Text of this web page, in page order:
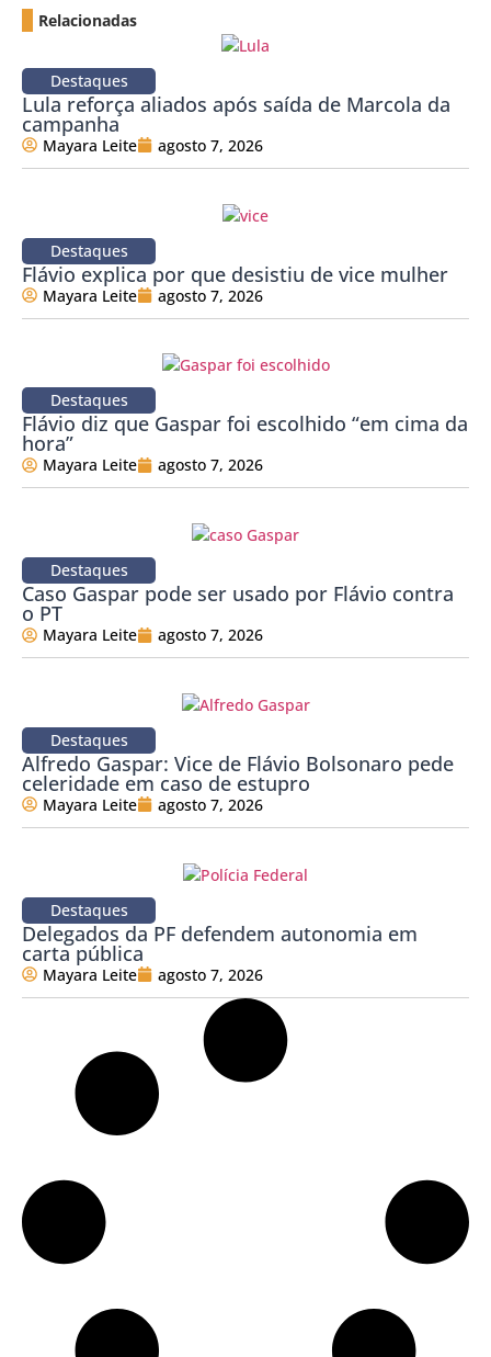
Relacionadas
Destaques
Lula reforça aliados após saída de Marcola da
campanha
Mayara Leite agosto 7, 2026
Destaques
Flávio explica por que desistiu de vice mulher
Mayara Leite agosto 7, 2026
Destaques
Flávio diz que Gaspar foi escolhido “em cima da
hora”
Mayara Leite agosto 7, 2026
Destaques
Caso Gaspar pode ser usado por Flávio contra
o PT
Mayara Leite agosto 7, 2026
Destaques
Alfredo Gaspar: Vice de Flávio Bolsonaro pede
celeridade em caso de estupro
Mayara Leite agosto 7, 2026
Destaques
Delegados da PF defendem autonomia em
carta pública
Mayara Leite agosto 7, 2026